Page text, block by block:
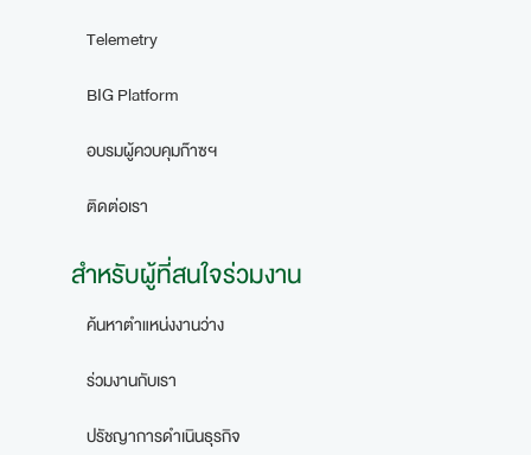
Telemetry
BIG Platform
อบรมผู้ควบคุมก๊าซฯ
ติดต่อเรา
สำหรับผู้ที่สนใจร่วมงาน
ค้นหาตำแหน่งงานว่าง
ร่วมงานกับเรา
ปรัชญาการดำเนินธุรกิจ